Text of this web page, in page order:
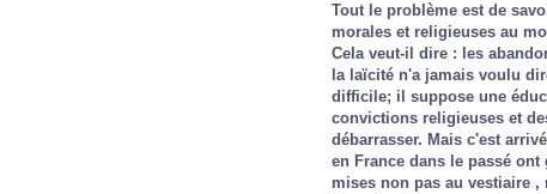
Tout le problème est de
morales et religieuses au
Cela veut-il dire : les
la laïcité n'a jamais voulu
difficile; il suppose une
convictions religieuses et
débarrasser. Mais c'est
en France dans le passé
mises non pas au vestiaire